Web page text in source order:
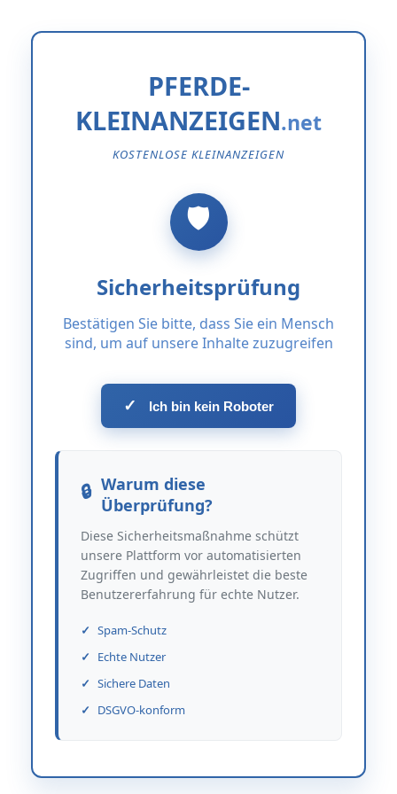
PFERDE-
KLEINANZEIGEN
KOSTENLOSE KLEINANZEIGEN
Sicherheitsprüfung
Bestätigen Sie bitte, dass Sie ein Mensch
sind, um auf unsere Inhalte zuzugreifen
✓ Ich bin kein Roboter
Warum diese
Überprüfung?
Diese Sicherheitsmaßnahme schützt
unsere Plattform vor automatisierten
Zugriffen und gewährleistet die beste
Benutzererfahrung für echte Nutzer.
Spam-Schutz
Echte Nutzer
Sichere Daten
DSGVO-konform